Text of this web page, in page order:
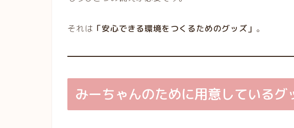
それは 「安心できる環境をつくるためのグッズ」 。
みーちゃんのために用意しているグ